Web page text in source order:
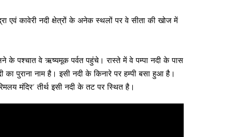
एवं कावेरी नदी क्षेत्रों के अनेक स्थलों पर वे सीता की खोज में
पश्‍चात वे ऋष्यमूक पर्वत पहुंचे। रास्ते में वे पम्पा नदी के पास
पुराना नाम है। इसी नदी के किनारे पर हम्पी बसा हुआ है।
मंदिर’ तीर्थ इसी नदी के तट पर स्थित है।